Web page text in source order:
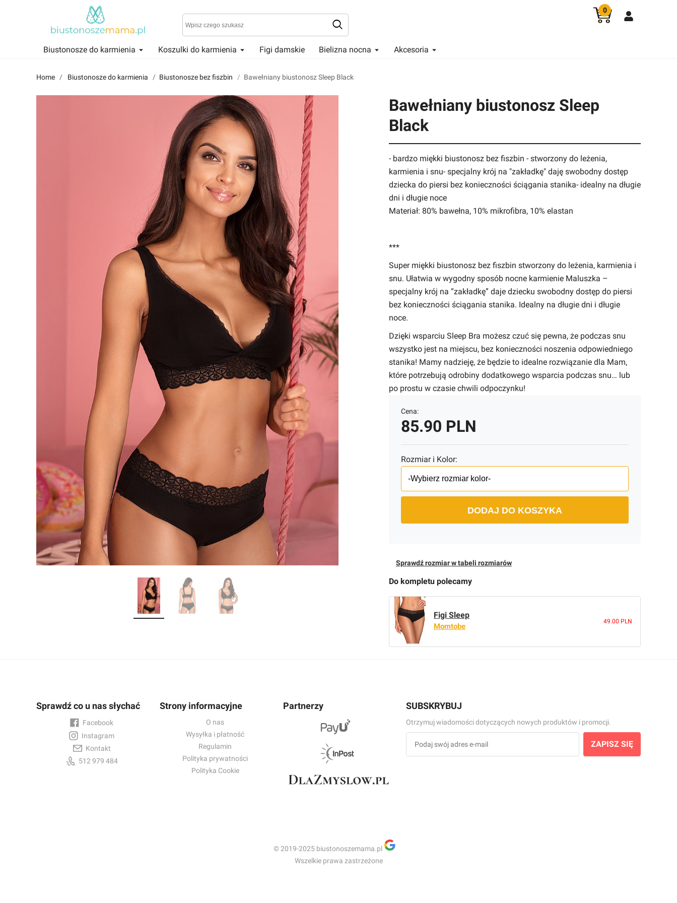
0
Biustonosze do karmienia Koszulki do karmienia Figi damskie Bielizna nocna
Akcesoria
Znajdź i przeczytaj historie użytkowników takich jak Ty!
Home Biustonosze do karmienia Biustonosze bez fiszbin Bawełniany biustonosz Sleep Black
Bawełniany biustonosz Sleep
Black
- bardzo miękki biustonosz bez fiszbin - stworzony do leżenia,
karmienia i snu- specjalny krój na "zakładkę" daję swobodny dostęp
dziecka do piersi bez konieczności ściągania stanika- idealny na długie
dni i długie noce
Materiał: 80% bawełna, 10% mikrofibra, 10% elastan
***
Super miękki biustonosz bez fiszbin stworzony do leżenia, karmienia i
snu. Ułatwia w wygodny sposób nocne karmienie Maluszka –
specjalny krój na “zakładkę” daje dziecku swobodny dostęp do piersi
bez konieczności ściągania stanika. Idealny na długie dni i długie
noce.
Dzięki wsparciu Sleep Bra możesz czuć się pewna, że podczas snu
wszystko jest na miejscu, bez konieczności noszenia odpowiedniego
stanika! Mamy nadzieję, że będzie to idealne rozwiązanie dla Mam,
które potrzebują odrobiny dodatkowego wsparcia podczas snu… lub
po prostu w czasie chwili odpoczynku!
Cena:
85.90 PLN
Rozmiar i Kolor:
DODAJ DO KOSZYKA
Sprawdź rozmiar w tabeli rozmiarów
Do kompletu polecamy
Figi Sleep
Momtobe
49.00 PLN
Sprawdź co u nas słychać
Facebook
Instagram
Kontakt
512 979 484
Strony informacyjne
O nas
Wysyłka i płatność
Regulamin
Polityka prywatności
Polityka Cookie
Partnerzy SUBSKRYBUJ
Otrzymuj wiadomości dotyczących nowych produktów i promocji.
ZAPISZ SIĘ
© 2019-2025 biustonoszemama.pl
Wszelkie prawa zastrzeżone